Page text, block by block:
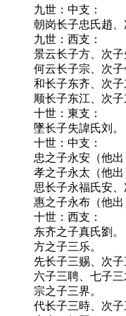
九世：中支：
朝岗长子忠氏趙、
九世：西支：
景云长子方、次子
何云长子宗、次子
和长子东齐、次子
顺长子东江、次
十世：東支：
墜长子失諱氏刘。
十世：中支：
忠之子永安（他出
孝之子永太（他出
思长子永福氏安
惠之子永布（他出
十世：西支：
东齐之子真氏劉。
方之子三乐。
先长子三赐、次
六子三聘、七子三
宗之子三界。
代长子三時、次